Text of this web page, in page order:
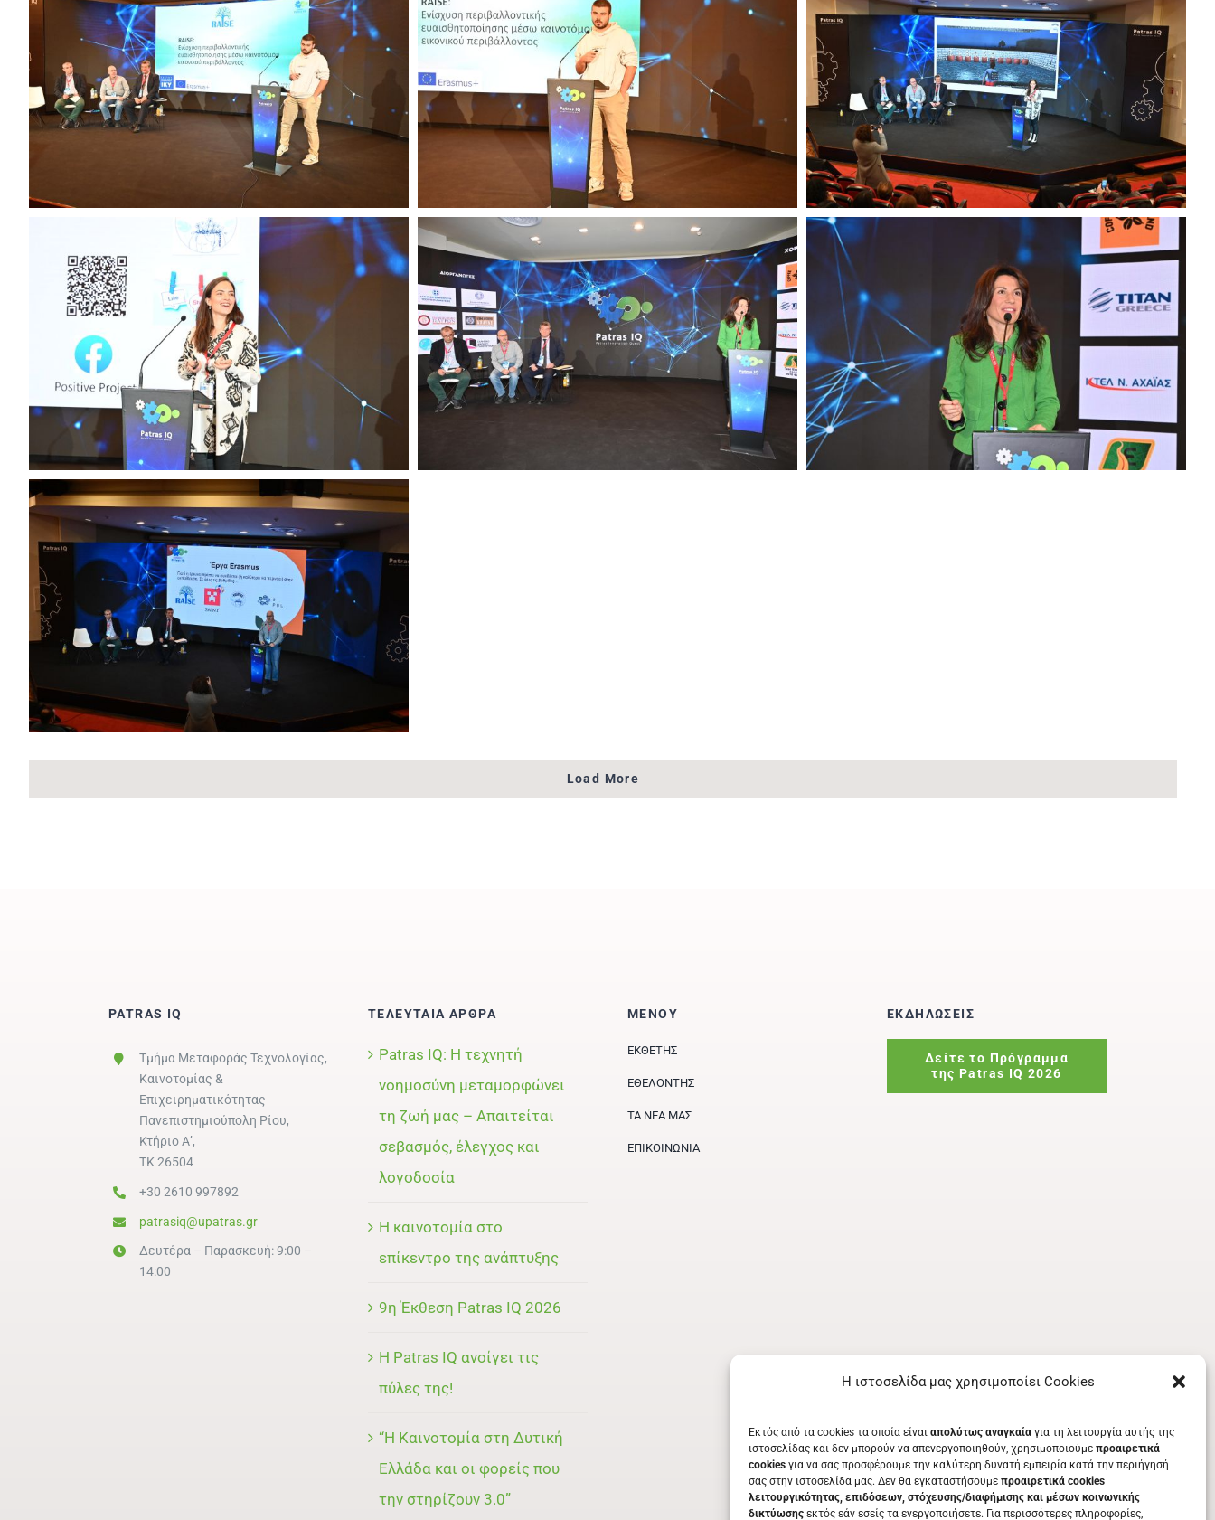
Η ιστοσελίδα μας χρησιμοποίει Cookies
Εκτός από τα cookies τα οποία είναι απολύτως αναγκαία για τη λειτουργία αυτής της
ιστοσελίδας και δεν μπορούν να απενεργοποιηθούν, χρησιμοποιούμε προαιρετικά
cookies για να σας προσφέρουμε την καλύτερη δυνατή εμπειρία κατά την περιήγησή
σας στην ιστοσελίδα μας. Δεν θα εγκαταστήσουμε προαιρετικά cookies
λειτουργικότητας, επιδόσεων, στόχευσης/διαφήμισης και μέσων κοινωνικής
δικτύωσης εκτός εάν εσείς τα ενεργοποιήσετε. Για περισσότερες πληροφορίες,
Load More
PATRAS IQ
Τμήμα Μεταφοράς Τεχνολογίας,
Καινοτομίας &
Επιχειρηματικότητας
Πανεπιστημιούπολη Ρίου,
Κτήριο Α’,
ΤΚ 26504
+30 2610 997892
patrasiq@upatras.gr
Δευτέρα – Παρασκευή: 9:00 –
14:00
ΤΕΛΕΥΤΑΙΑ ΑΡΘΡΑ
Patras IQ: Η τεχνητή
νοημοσύνη μεταμορφώνει
τη ζωή μας – Απαιτείται
σεβασμός, έλεγχος και
λογοδοσία
Η καινοτομία στο
επίκεντρο της ανάπτυξης
9η Έκθεση Patras IQ 2026
Η Patras IQ ανοίγει τις
πύλες της!
“Η Καινοτομία στη Δυτική
Ελλάδα και οι φορείς που
την στηρίζουν 3.0”
ΜΕΝΟΥ
ΕΚΘΈΤΗΣ
ΕΘΕΛΟΝΤΉΣ
ΤΑ ΝΈΑ ΜΑΣ
ΕΠΙΚΟΙΝΩΝΊΑ
ΕΚΔΗΛΩΣΕΙΣ
Δείτε το Πρόγραμμα
της Patras IQ 2026